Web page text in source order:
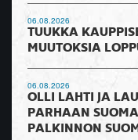
06.08.2026
TUUKKA
MUUTOKSIA
06.08.2026
OLLI LAHTI JA
PARHAAN
PALKINNON